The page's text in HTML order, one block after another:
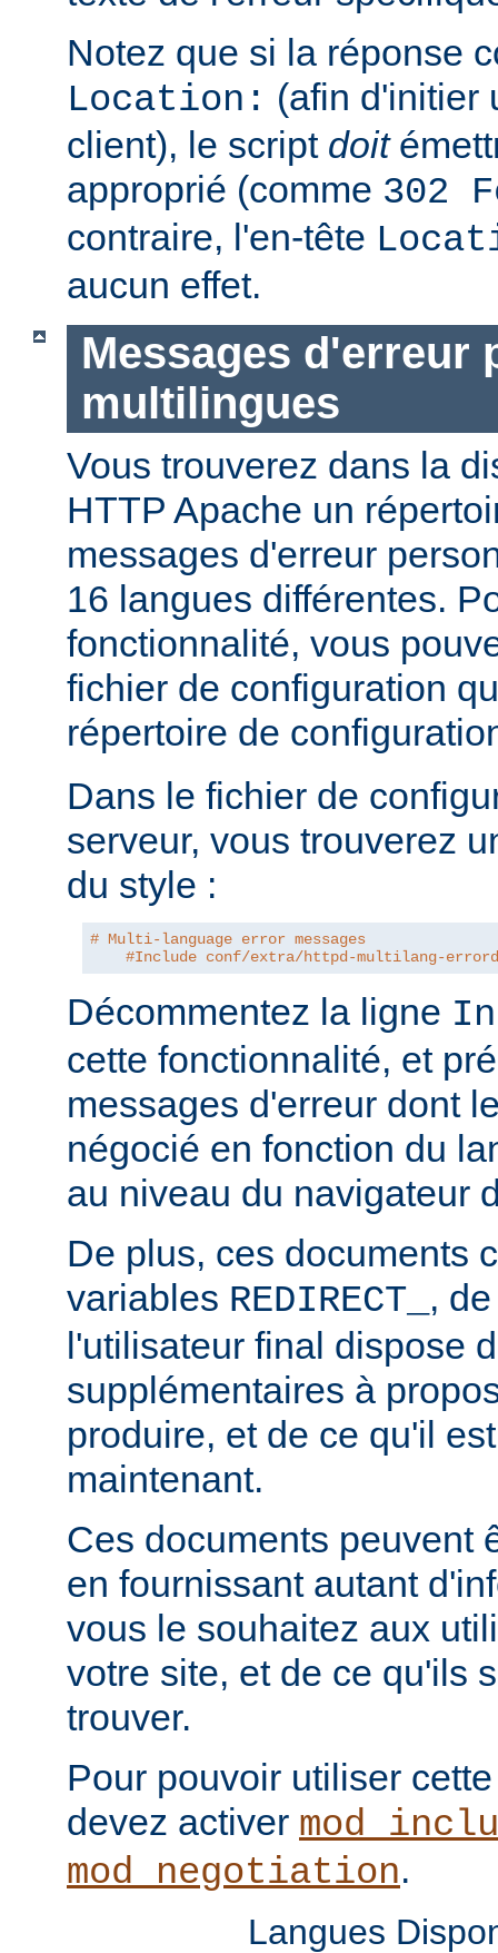
Notez que si la réponse
Location: (afin d'initier
client), le script doit
approprié (comme 302
contraire, l'en-tête
aucun effet.
Messages d'erreur
multilingues
Vous trouverez dans la
HTTP Apache un
messages d'erreur
16 langues différentes.
fonctionnalité, vous
fichier de configuration
répertoire de
Dans le fichier de
serveur, vous trouverez
du style :
# Multi-language error messages
#Include conf/extra/httpd-multilang-
Décommentez la ligne
cette fonctionnalité, et
messages d'erreur dont
négocié en fonction du
au niveau du navigateur
De plus, ces documents
variables REDIRECT_ ,
l'utilisateur final dispose
supplémentaires à
produire, et de ce qu'il
maintenant.
Ces documents peuvent
en fournissant autant
vous le souhaitez aux
votre site, et de ce qu'ils
trouver.
Pour pouvoir utiliser
devez activer
mod_negotiation.
Langues